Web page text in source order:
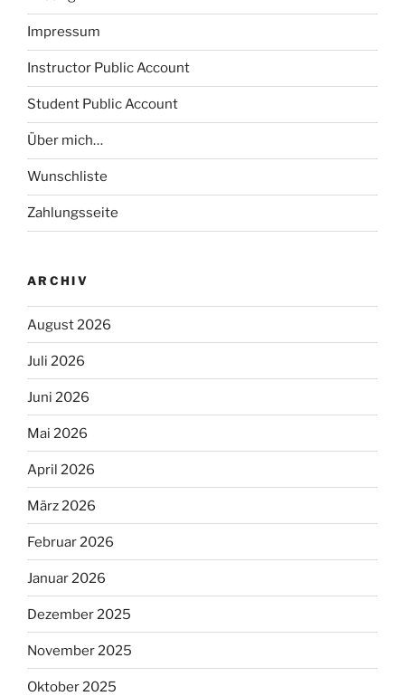
Impressum
Instructor Public Account
Student Public Account
Über mich…
Wunschliste
Zahlungsseite
ARCHIV
August 2026
Juli 2026
Juni 2026
Mai 2026
April 2026
März 2026
Februar 2026
Januar 2026
Dezember 2025
November 2025
Oktober 2025